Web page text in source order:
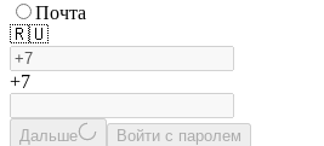
Почта
🇷🇺
+7
Дальше
Войти с паролем